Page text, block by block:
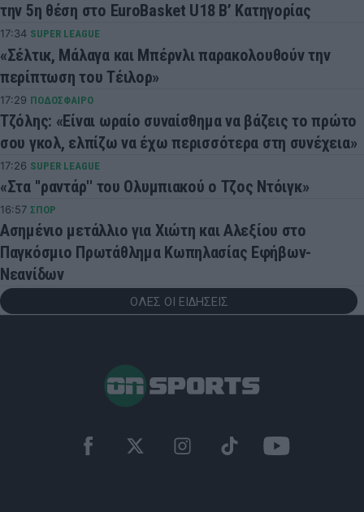
την 5η θέση στο EuroBasket U18 Β’ Κατηγορίας
17:34 SUPER LEAGUE
«Σέλτικ, Μάλαγα και Μπέρνλι παρακολουθούν την
περίπτωση του Τέιλορ»
17:29 ΠΟΔΟΣΦΑΙΡΟ
Τζόλης: «Είναι ωραίο συναίσθημα να βάζεις το πρώτο
σου γκολ, ελπίζω να έχω περισσότερα στη συνέχεια»
17:26 SUPER LEAGUE
«Στα ''ραντάρ'' του Ολυμπιακού ο Τζος Ντόιγκ»
16:57 ΣΠΟΡ
Ασημένιο μετάλλιο για Χιώτη και Αλεξίου στο
Παγκόσμιο Πρωτάθλημα Κωπηλασίας Εφήβων-
Νεανίδων
ΟΛΕΣ ΟΙ ΕΙΔΗΣΕΙΣ